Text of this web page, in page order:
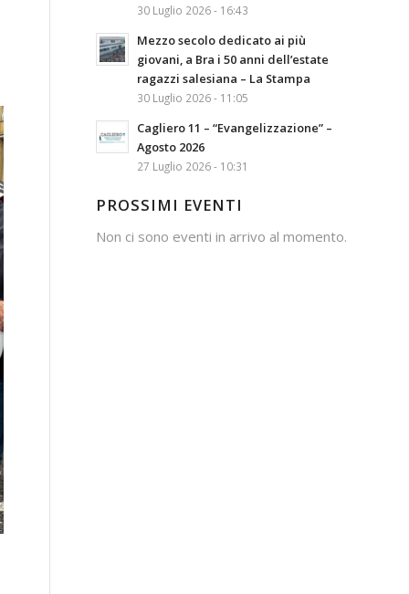
30 Luglio 2026 - 16:43
Mezzo secolo dedicato ai più
giovani, a Bra i 50 anni dell’estate
ragazzi salesiana – La Stampa
30 Luglio 2026 - 11:05
Cagliero 11 – “Evangelizzazione” –
Agosto 2026
27 Luglio 2026 - 10:31
PROSSIMI EVENTI
Non ci sono eventi in arrivo al momento.